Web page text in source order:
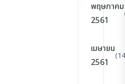
พฤษภาคม
2561
เมษายน
2561